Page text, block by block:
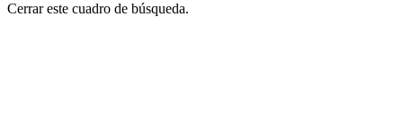
Cerrar este cuadro de búsqueda.